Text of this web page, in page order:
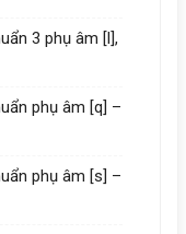
3 phụ âm [l],
phụ âm [q] –
phụ âm [s] –